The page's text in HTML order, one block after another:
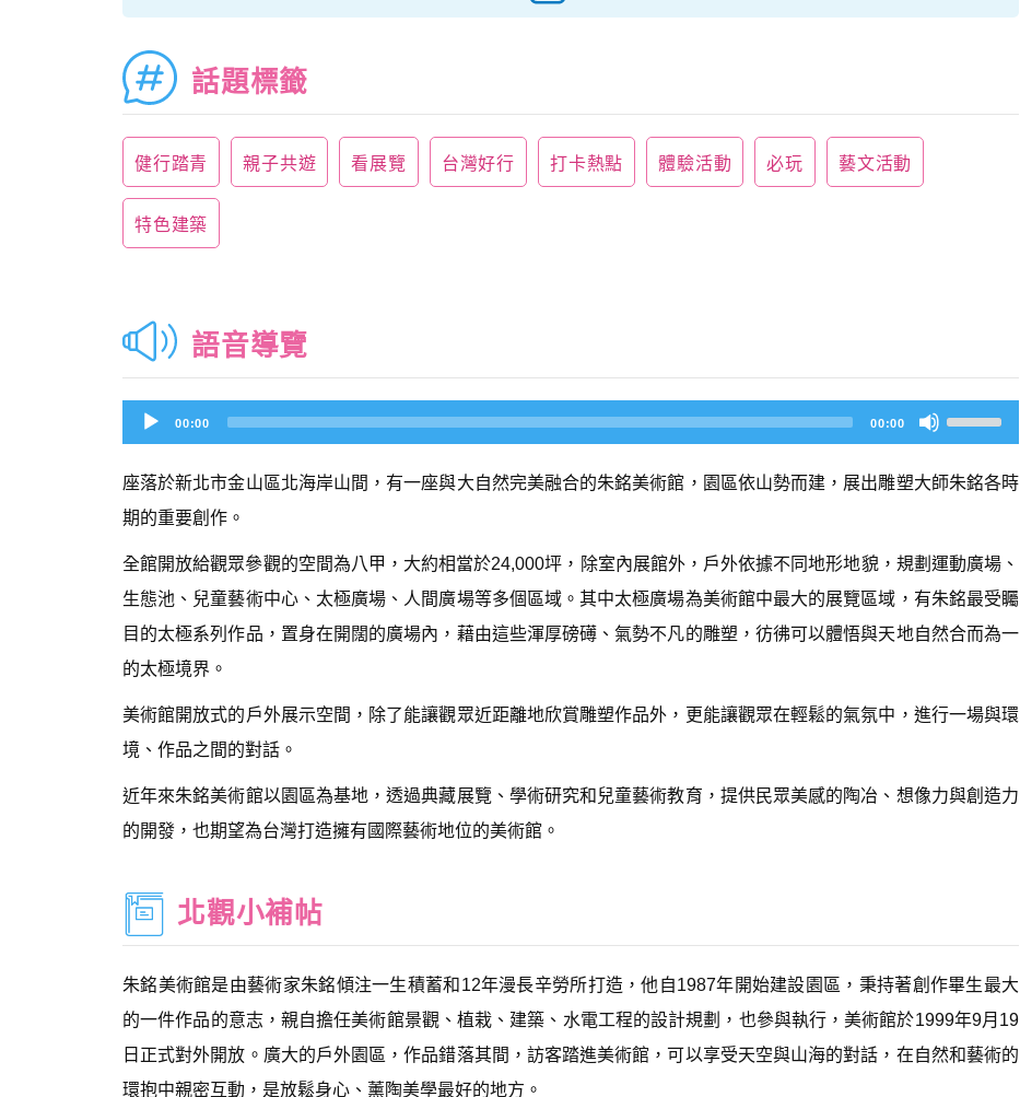
話題標籤
健行踏青 親子共遊 看展覽 台灣好行 打卡熱點 體驗活動 必玩 藝文活動
特色建築
語音導覽
Audio
Player00:00 00:00
s
e
p/
n
A
r
r
o
e
o
i
r
d
e
r
座落於新北市金山區北海岸山間，有一座與大自然完美融合的朱銘美術館，園區依山勢而建，展出雕塑大師朱銘各時
期的重要創作。
全館開放給觀眾參觀的空間為八甲，大約相當於24,000坪，除室內展館外，戶外依據不同地形地貌，規劃運動廣場、
生態池、兒童藝術中心、太極廣場、人間廣場等多個區域。其中太極廣場為美術館中最大的展覽區域，有朱銘最受矚
目的太極系列作品，置身在開闊的廣場內，藉由這些渾厚磅礡、氣勢不凡的雕塑，彷彿可以體悟與天地自然合而為一
的太極境界。
美術館開放式的戶外展示空間，除了能讓觀眾近距離地欣賞雕塑作品外，更能讓觀眾在輕鬆的氣氛中，進行一場與環
境、作品之間的對話。
近年來朱銘美術館以園區為基地，透過典藏展覽、學術研究和兒童藝術教育，提供民眾美感的陶冶、想像力與創造力
的開發，也期望為台灣打造擁有國際藝術地位的美術館。
北觀小補帖
朱銘美術館是由藝術家朱銘傾注一生積蓄和12年漫長辛勞所打造，他自1987年開始建設園區，秉持著創作畢生最大
的一件作品的意志，親自擔任美術館景觀、植栽、建築、水電工程的設計規劃，也參與執行，美術館於1999年9月19
日正式對外開放。廣大的戶外園區，作品錯落其間，訪客踏進美術館，可以享受天空與山海的對話，在自然和藝術的
環抱中親密互動，是放鬆身心、薰陶美學最好的地方。